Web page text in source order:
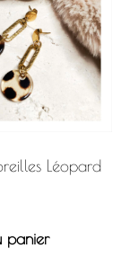
Léopard
panier